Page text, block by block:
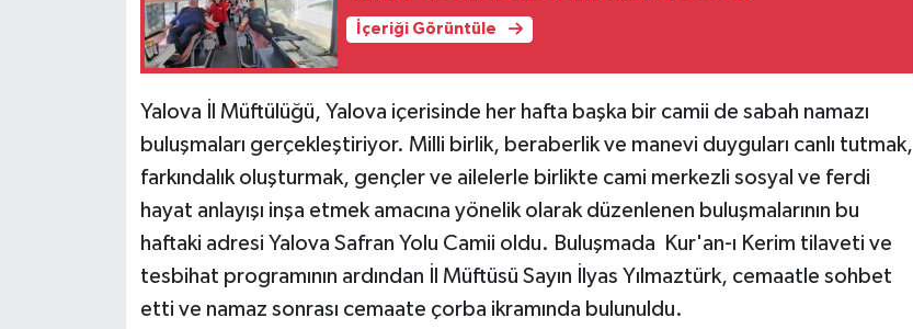
İçeriği Görüntüle
Yalova İl Müftülüğü, Yalova içerisinde her hafta başka bir camii de sabah namazı
buluşmaları gerçekleştiriyor. Milli birlik, beraberlik ve manevi duyguları canlı tutmak,
farkındalık oluşturmak, gençler ve ailelerle birlikte cami merkezli sosyal ve ferdi
hayat anlayışı inşa etmek amacına yönelik olarak düzenlenen buluşmalarının bu
haftaki adresi Yalova Safran Yolu Camii oldu. Buluşmada Kur'an-ı Kerim tilaveti ve
tesbihat programının ardından İl Müftüsü Sayın İlyas Yılmaztürk, cemaatle sohbet
etti ve namaz sonrası cemaate çorba ikramında bulunuldu.